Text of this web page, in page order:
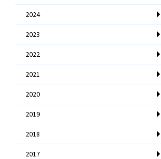
2024
2023
2022
2021
2020
2019
2018
2017